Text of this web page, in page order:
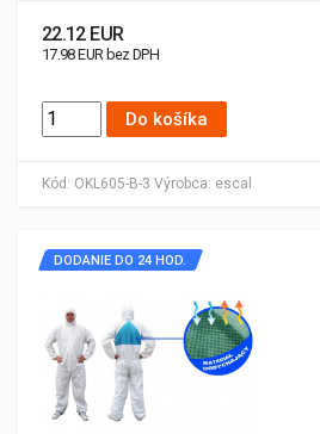
Kód: OKL605-B-3 Výrobca: escal
22.12 EUR
17.98 EUR bez DPH
Do košíka
DODANIE DO 24 HOD.